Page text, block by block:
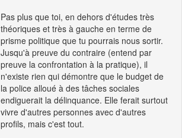
Pas plus que toi, en dehors d'études très
théoriques et très à gauche en terme de
prisme politique que tu pourrais nous sortir.
Jusqu'à preuve du contraire (entend par
preuve la confrontation à la pratique), il
n'existe rien qui démontre que le budget de
la police alloué à des tâches sociales
endiguerait la délinquance. Elle ferait surtout
vivre d'autres personnes avec d'autres
profils, mais c'est tout.